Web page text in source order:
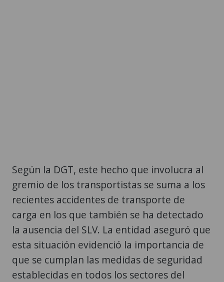
Según la DGT, este hecho que involucra al
gremio de los transportistas se suma a los
recientes accidentes de transporte de
carga en los que también se ha detectado
la ausencia del SLV. La entidad aseguró que
esta situación evidenció la importancia de
que se cumplan las medidas de seguridad
establecidas en todos los sectores del